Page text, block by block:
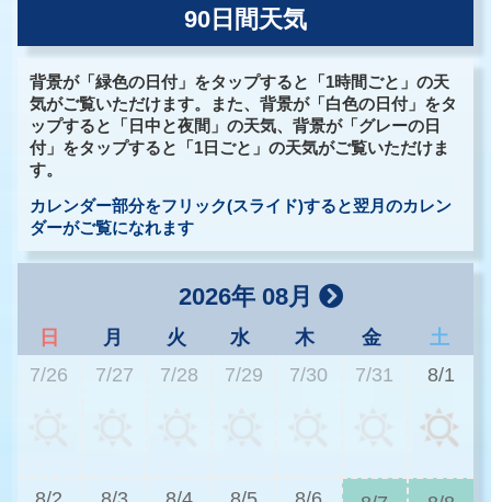
90日間天気
背景が「緑色の日付」をタップすると「1時間ごと」の天
気がご覧いただけます。また、背景が「白色の日付」をタ
ップすると「日中と夜間」の天気、背景が「グレーの日
付」をタップすると「1日ごと」の天気がご覧いただけま
す。
カレンダー部分をフリック(スライド)すると翌月のカレン
ダーがご覧になれます
2026年 08月
日 月 火 水 木 金
土
7/26
7/27 7/28 7/29 7/30 7/31 8/1